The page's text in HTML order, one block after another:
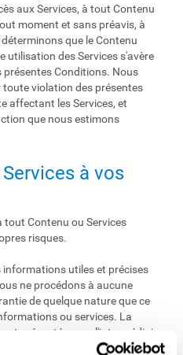
aux Services, à tout Contenu
moment et sans préavis, à
que le Contenu
utilisation des Services s'avère
présentes Conditions. Nous
violation des présentes
affectant les Services, et
que nous estimons
à vos
tout Contenu ou Services
risques.
utiles et précises
ne procédons à aucune
de quelque nature que ce
ou services. La
et présentées par l'intermédiaire
indication que les Services est ou